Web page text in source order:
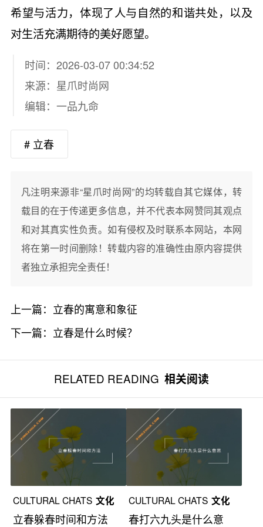
希望与活力，体现了人与自然的和谐共处，以及
对生活充满期待的美好愿望。
时间：2026-03-07 00:34:52
来源： 星爪时尚网
编辑：一品九命
# 立春
凡注明来源非“星爪时尚网”的均转载自其它媒体，转
载目的在于传递更多信息，并不代表本网赞同其观点
和对其真实性负责。如有侵权及时联系本网站，本网
将在第一时间删除！转载内容的准确性由原内容提供
者独立承担完全责任！
上一篇： 立春的寓意和象征
下一篇： 立春是什么时候？
RELATED READING 相关阅读
CULTURAL CHATS 文化
漫谈
立春躲春时间和方法
CULTURAL CHATS 文化
漫谈
春打六九头是什么意